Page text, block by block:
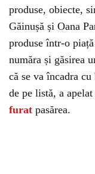
produse, obiecte,
Găinușă și Oana
produse într-o
număra și găsirea
că se va încadra
de pe listă, a
furat pasărea.